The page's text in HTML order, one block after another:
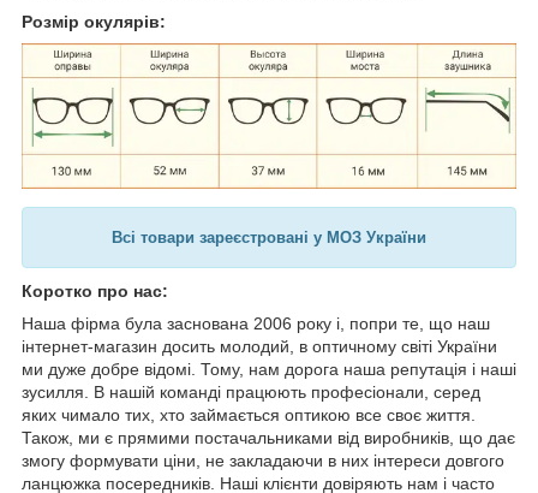
Розмір окулярів:
Всі товари зареєстровані у МОЗ України
Коротко про нас:
Наша фірма була заснована 2006 року і, попри те, що наш
інтернет-магазин досить молодий, в оптичному світі України
ми дуже добре відомі. Тому, нам дорога наша репутація і наші
зусилля. В нашій команді працюють професіонали, серед
яких чимало тих, хто займається оптикою все своє життя.
Також, ми є прямими постачальниками від виробників, що дає
змогу формувати ціни, не закладаючи в них інтереси довгого
ланцюжка посередників. Наші клієнти довіряють нам і часто